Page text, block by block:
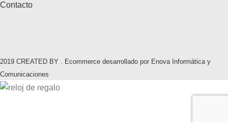
Contacto
2019 CREATED BY . Ecommerce desarrollado por Enova Informática y
Comunicaciones